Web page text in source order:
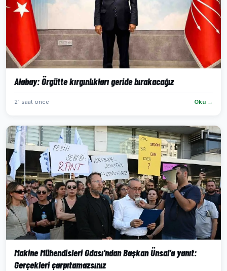
Alabay: Örgütte kırgınlıkları geride bırakacağız
21 saat önce Oku →
Makine Mühendisleri Odası'ndan Başkan Ünsal'a yanıt:
Gerçekleri çarpıtamazsınız